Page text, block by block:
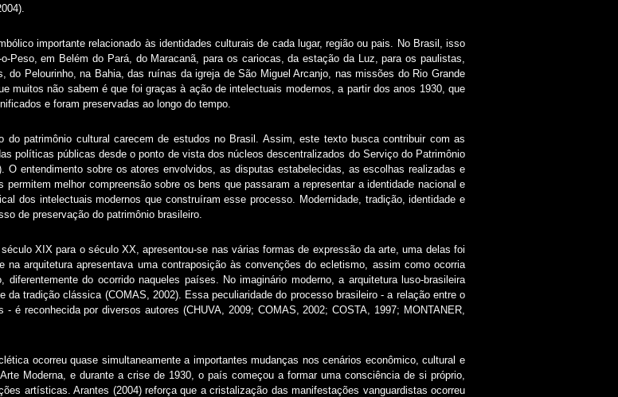
importante relacionado às identidades culturais de cada lugar, região ou pais. No Brasil, isso
Peso, em Belém do Pará, do Maracanã, para os cariocas, da estação da Luz, para os paulistas,
do Pelourinho, na Bahia, das ruínas da igreja de São Miguel Arcanjo, nas missões do Rio Grande
muitos não sabem é que foi graças à ação de intelectuais modernos, a partir dos anos 1930, que
e foram preservadas ao longo do tempo.
do patrimônio cultural carecem de estudos no Brasil. Assim, este texto busca contribuir com as
políticas públicas desde o ponto de vista dos núcleos descentralizados do Serviço do Patrimônio
O entendimento sobre os atores envolvidos, as disputas estabelecidas, as escolhas realizadas e
melhor compreensão sobre os bens que passaram a representar a identidade nacional e
dos intelectuais modernos que construíram esse processo. Modernidade, tradição, identidade e
de preservação do patrimônio brasileiro.
XIX para o século XX, apresentou-se nas várias formas de expressão da arte, uma delas foi
na arquitetura apresentava uma contraposição às convenções do ecletismo, assim como ocorria
do ocorrido naqueles países. No imaginário moderno, a arquitetura luso-brasileira
da tradição clássica (COMAS, 2002). Essa peculiaridade do processo brasileiro - a relação entre o
é reconhecida por diversos autores (CHUVA, 2009; COMAS, 2002; COSTA, 1997; MONTANER,
ocorreu quase simultaneamente a importantes mudanças nos cenários econômico, cultural e
Moderna, e durante a crise de 1930, o país começou a formar uma consciência de si próprio,
artísticas. Arantes (2004) reforça que a cristalização das manifestações vanguardistas ocorreu